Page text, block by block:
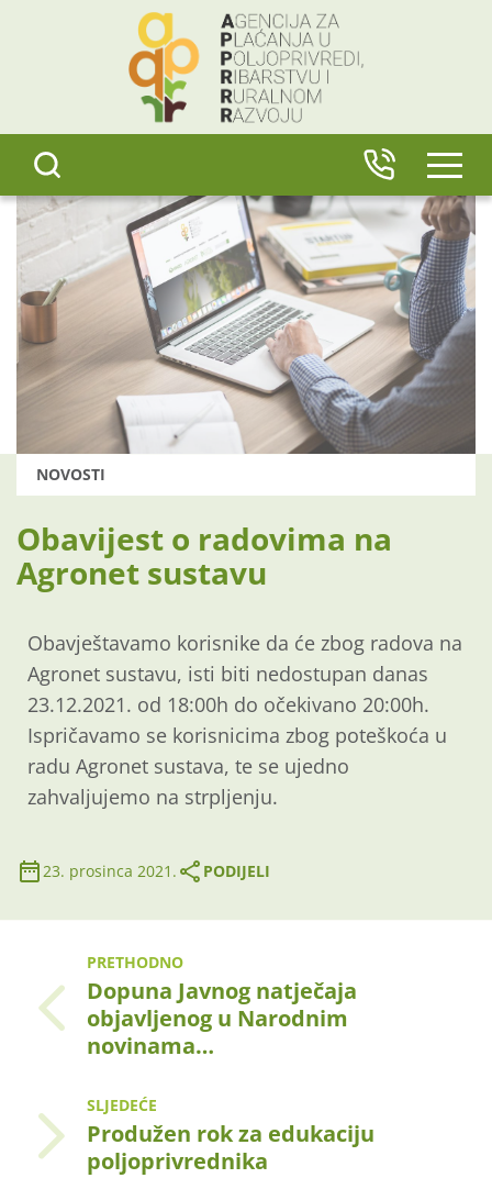
NOVOSTI
Obavijest o radovima na
Agronet sustavu
Obavještavamo korisnike da će zbog radova na
Agronet sustavu, isti biti nedostupan danas
23.12.2021. od 18:00h do očekivano 20:00h.
Ispričavamo se korisnicima zbog poteškoća u
radu Agronet sustava, te se ujedno
zahvaljujemo na strpljenju.
23. prosinca 2021. PODIJELI
PRETHODNO
Dopuna Javnog natječaja
objavljenog u Narodnim
novinama…
SLJEDEĆE
Produžen rok za edukaciju
poljoprivrednika